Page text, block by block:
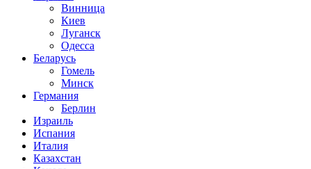
Винница
Киев
Луганск
Одесса
Беларусь
Гомель
Минск
Германия
Берлин
Израиль
Испания
Италия
Казахстан